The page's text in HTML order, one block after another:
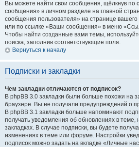
Вы можете найти свои сообщения, щёлкнув по
сообщения» в личном разделе на главной
сообщения пользователя» на странице
или по ссылке «Ваши сообщения» в меню
Чтобы найти созданные вами темы,
поиска, заполнив соответствующие поля.
Вернуться к началу
Подписки и закладки
Чем закладки отличаются от подписок?
В phpBB 3.0 закладки были больше похожи на
браузере. Вы не получали предупреждений о
В phpBB 3.1 закладки больше напоминают
получать уведомления об обновлениях в теме,
закладках. В случае подписки, вы будете
изменениях в теме или форуме. Настройки
подписок можно задать на вкладке «Личные